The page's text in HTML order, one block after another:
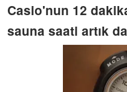
Casio'nun 12
sauna saati artık